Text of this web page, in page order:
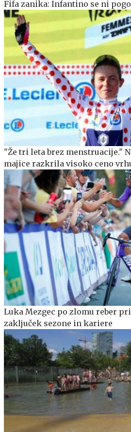
Fifa zanika: Infantino se ni
"Že tri leta brez menstruacije."
majice razkrila visoko ceno
Luka Mezgec po zlomu reber
zaključek sezone in kariere